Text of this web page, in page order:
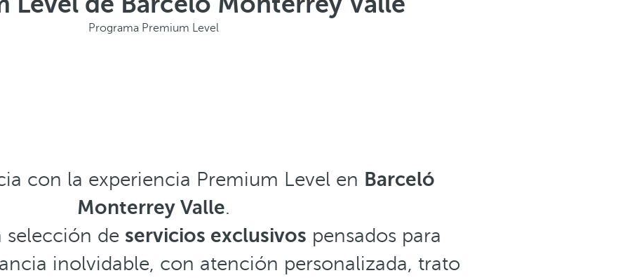
Programa Premium Level
con la experiencia Premium Level en Barceló
Monterrey Valle.
selección de servicios exclusivos pensados para
inolvidable, con atención personalizada, trato